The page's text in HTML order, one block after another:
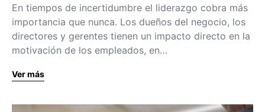
En tiempos de incertidumbre el liderazgo cobra más
importancia que nunca. Los dueños del negocio, los
directores y gerentes tienen un impacto directo en la
motivación de los empleados, en…
Ver más